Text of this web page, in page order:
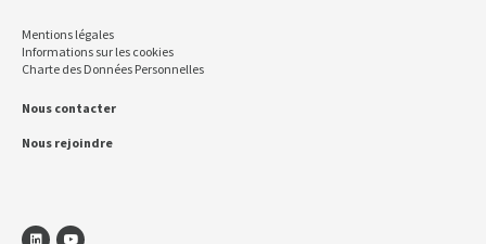
Mentions légales
Informations sur les cookies
Charte des Données Personnelles
Nous contacter
Nous rejoindre